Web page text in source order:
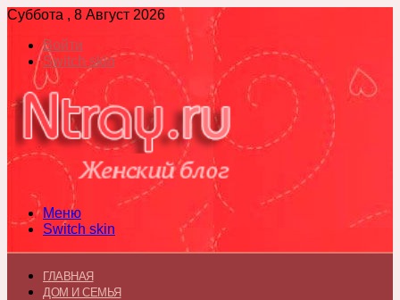
Суббота , 8 Август 2026
Войти
Switch skin
Меню
Switch skin
ГЛАВНАЯ
ДОМ И СЕМЬЯ